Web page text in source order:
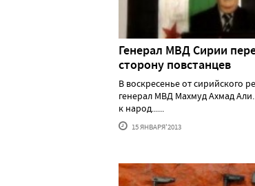
Генерал МВД Сирии
сторону повстанцев
В воскресенье от сирийского
генерал МВД Махмуд Ахмад
к народ......
15 ЯНВАРЯ'2013